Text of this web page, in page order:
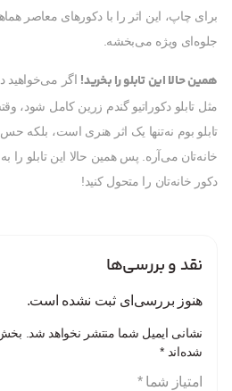
برای چاپ، این اثر را با دکورهای معاصر
جلوه‌ای ویژه می‌بخشه.
همین حالا این تابلو را بخرید! اگر می‌خواهید
مثل تابلو دکوراتیو گندم زرین کامل شود،
تابلو بوم نه‌تنها یک اثر هنری است، بلکه
خانه‌تان می‌آره. پس همین حالا این تابلو را
دکور خانه‌تان را متحول کنید!
نقد و بررسی‌ها
هنوز بررسی‌ای ثبت نشده است.
نشانی ایمیل شما منتشر نخواهد شد.
شده‌اند *
امتیاز شما*